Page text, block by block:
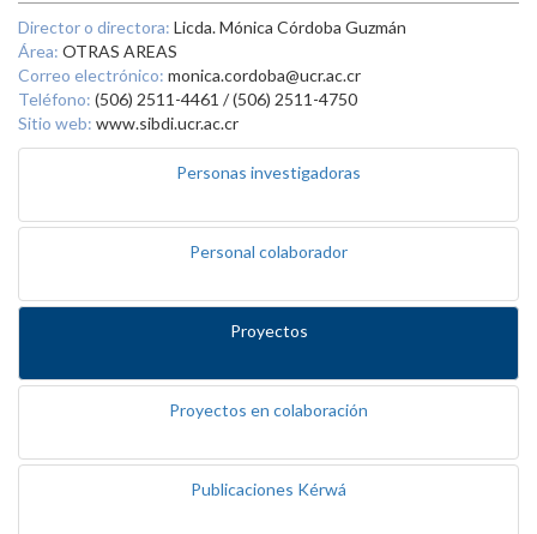
Director o directora: Licda. Mónica Córdoba Guzmán
Área: OTRAS AREAS
Correo electrónico: monica.cordoba@ucr.ac.cr
Teléfono: (506) 2511-4461 / (506) 2511-4750
Sitio web: www.sibdi.ucr.ac.cr
Personas investigadoras
Personal colaborador
Proyectos
Proyectos en colaboración
Publicaciones Kérwá